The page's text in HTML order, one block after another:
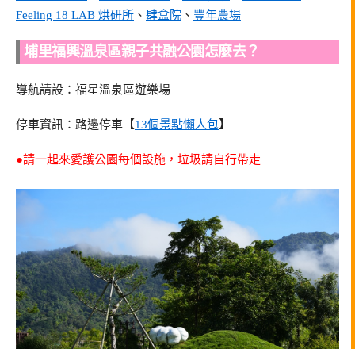
Feeling 18 LAB 烘研所 、 肆盒院 、 豐年農場
埔里福興溫泉區親子共融公園怎麼去？
導航請設：福星溫泉區遊樂場
停車資訊：路邊停車【13個景點懶人包】
●請一起來愛護公園每個設施，垃圾請自行帶走